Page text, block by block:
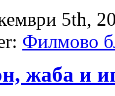
5th,
Филмово
жаба и